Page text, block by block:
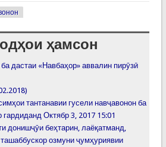
ҳамсон
дастаи «Навбаҳор» аввалин пирӯзӣ
тантанавии гусели навҷавонон ба
гардиданд Октябр 3, 2017 15:01
донишҷӯи беҳтарин, лаёқатманд,
озмуни ҷумҳуриявии